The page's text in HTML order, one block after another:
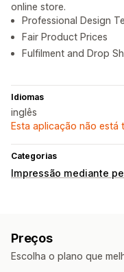
online store.
Professional Design
Fair Product Prices
Fulfilment and Drop
Idiomas
inglês
Esta aplicação não
Categorias
Impressão mediante
Preços
Escolha o plano que